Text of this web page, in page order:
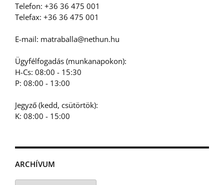
Telefon: +36 36 475 001
Telefax: +36 36 475 001
E-mail: matraballa@nethun.hu
Ügyfélfogadás (munkanapokon):
H-Cs: 08:00 - 15:30
P: 08:00 - 13:00
Jegyző (kedd, csütörtök):
K: 08:00 - 15:00
ARCHÍVUM